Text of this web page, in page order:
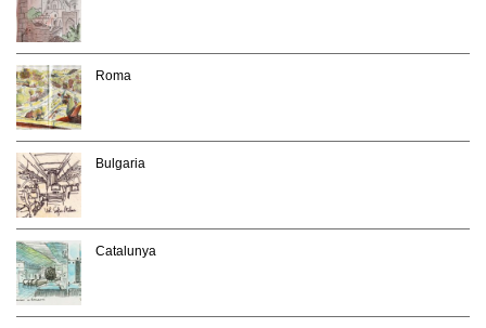
Roma
Bulgaria
Catalunya